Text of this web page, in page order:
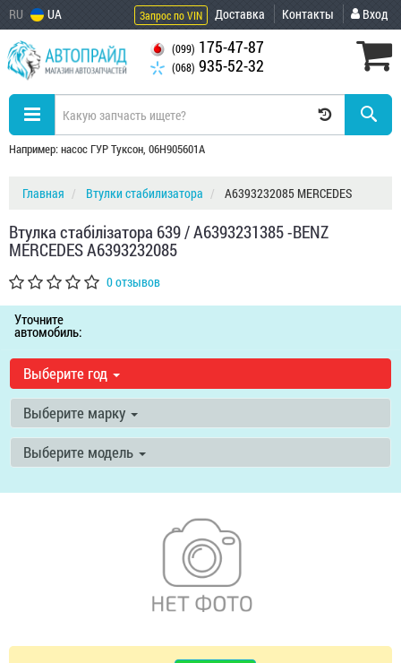
RU UA Запрос по VIN Доставка Контакты Вход
(099) 175-47-87
(068) 935-52-32
Например: насос ГУР Туксон, 06H905601A
Главная Втулки стабилизатора A6393232085 MERCEDES
Втулка стабілізатора 639 / A6393231385 -BENZ
MERCEDES A6393232085
0 отзывов
Уточните
автомобиль:
Выберите год
Выберите марку
Выберите модель